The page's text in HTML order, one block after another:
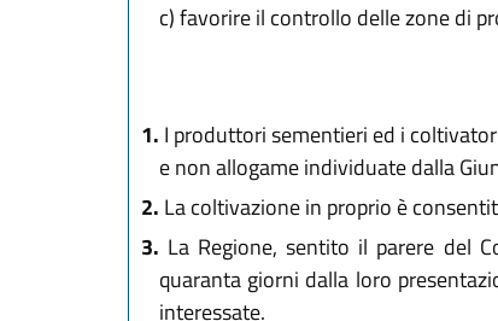
c)favorire il controllo delle zone di
1. I produttori sementieri ed i
e non allogame individuate dalla
2. La coltivazione in proprio è
3. La Regione, sentito il parere del
quaranta giorni dalla loro
interessate.